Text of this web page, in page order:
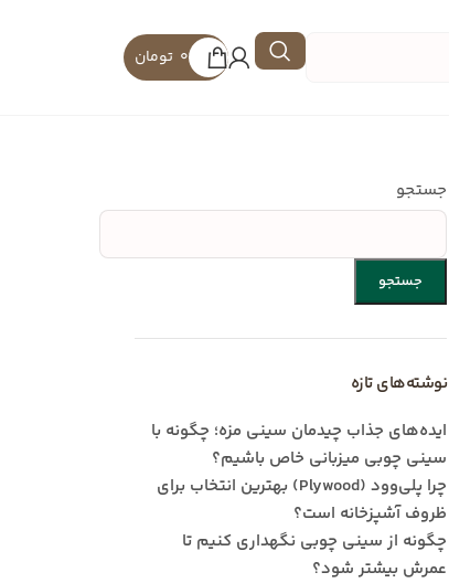
تومان 0
جستجو
جستجو
نوشته‌های تازه
ایده‌های جذاب چیدمان سینی مزه؛ چگونه با
سینی چوبی میزبانی خاص باشیم؟
چرا پلی‌وود (Plywood) بهترین انتخاب برای
ظروف آشپزخانه است؟
چگونه از سینی چوبی نگهداری کنیم تا
عمرش بیشتر شود؟